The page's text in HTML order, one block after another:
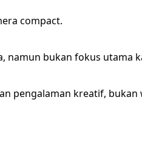
compact.
namun bukan fokus utama
pengalaman kreatif,